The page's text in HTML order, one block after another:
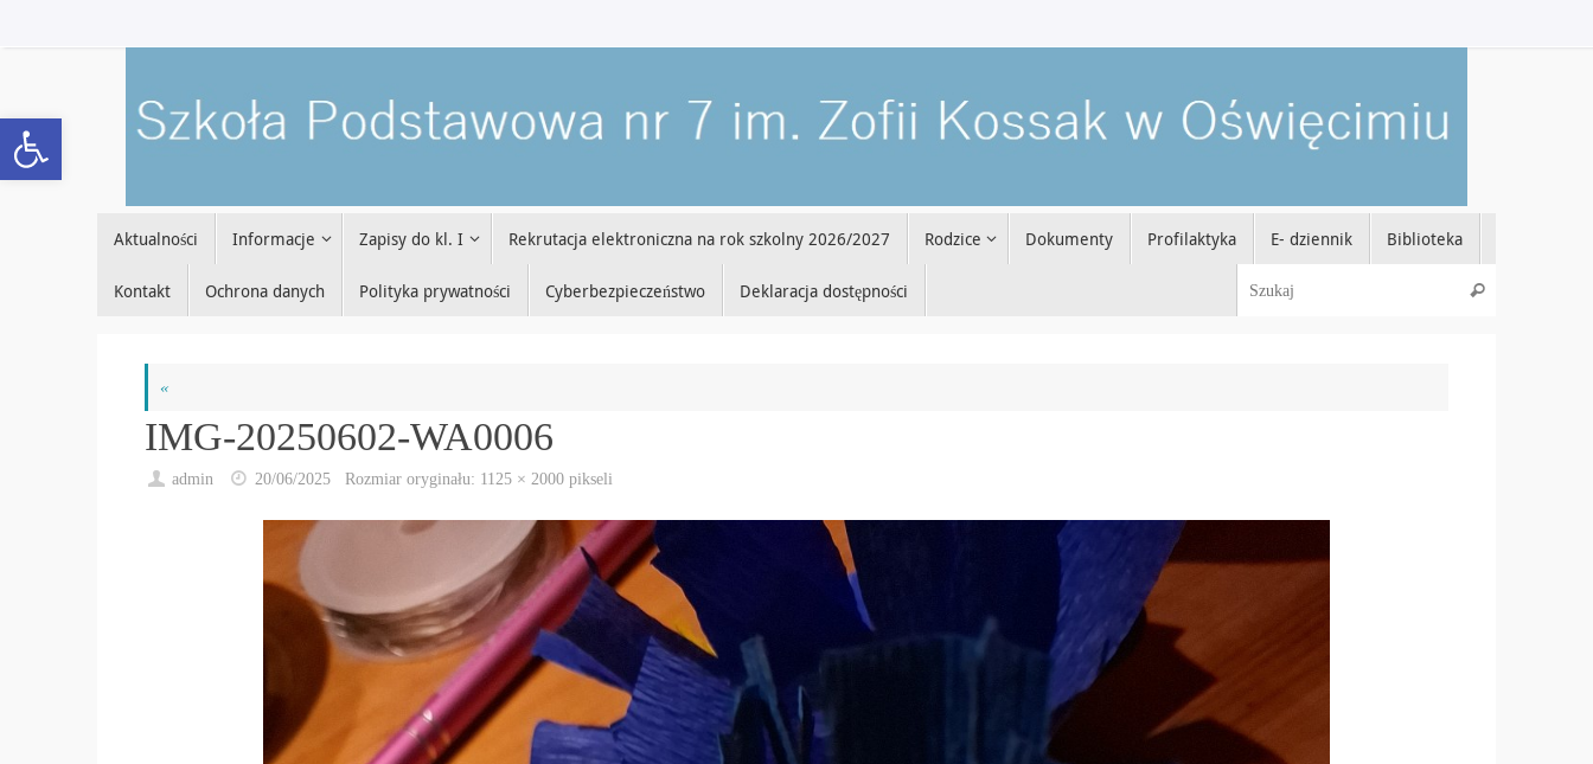
Open toolbar
Aktualności Informacje Zapisy do kl. I Rekrutacja elektroniczna na rok szkolny 2026/2027 Rodzice Dokumenty Profilaktyka E- dziennik Biblioteka
Kontakt Ochrona danych Polityka prywatności Cyberbezpieczeństwo Deklaracja dostępności Szukaj
«
IMG-20250602-WA0006
admin 20/06/2025 Rozmiar oryginału: 1125 × 2000 pikseli